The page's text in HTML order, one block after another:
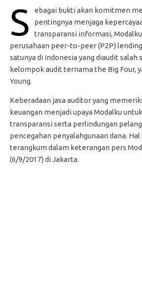
S
ebagai bukti akan komitmen
pentingnya menjaga
transparansi informasi,
perusahaan peer-to-peer (P2P)
satunya di Indonesia yang diaudit salah
kelompok audit ternama the Big Four,
Young.
Keberadaan jasa auditor yang
keuangan menjadi upaya Modalku
transparansi serta perlindungan
pencegahan penyalahgunaan dana.
terangkum dalam keterangan pers
(6/9/2017) di Jakarta.